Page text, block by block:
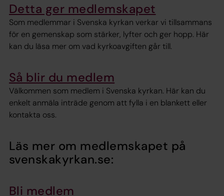
Detta ger medlemskapet
Som medlemmar i Svenska kyrkan verkar vi tillsammans
för en gemenskap som stärker, lyfter och ger hopp. Här
kan du läsa mer om vad kyrkoavgiften går till.
Så blir du medlem
Välkommen som medlem i Svenska kyrkan. Här kan du
enkelt anmäla inträde genom att fylla i en blankett eller
kontakta oss.
Läs mer om medlemskapet på
svenskakyrkan.se:
Bli medlem